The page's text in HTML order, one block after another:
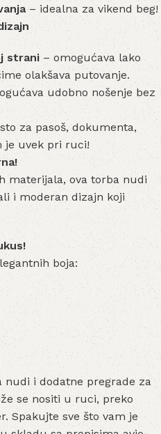
– idealna za vikend beg!
strani – omogućava lako
olakšava putovanje.
udobno nošenje bez
za pasoš, dokumenta,
je uvek pri ruci!
materijala, ova torba nudi
i moderan dizajn koji
boja:
nudi i dodatne pregrade za
se nositi u ruci, preko
Spakujte sve što vam je